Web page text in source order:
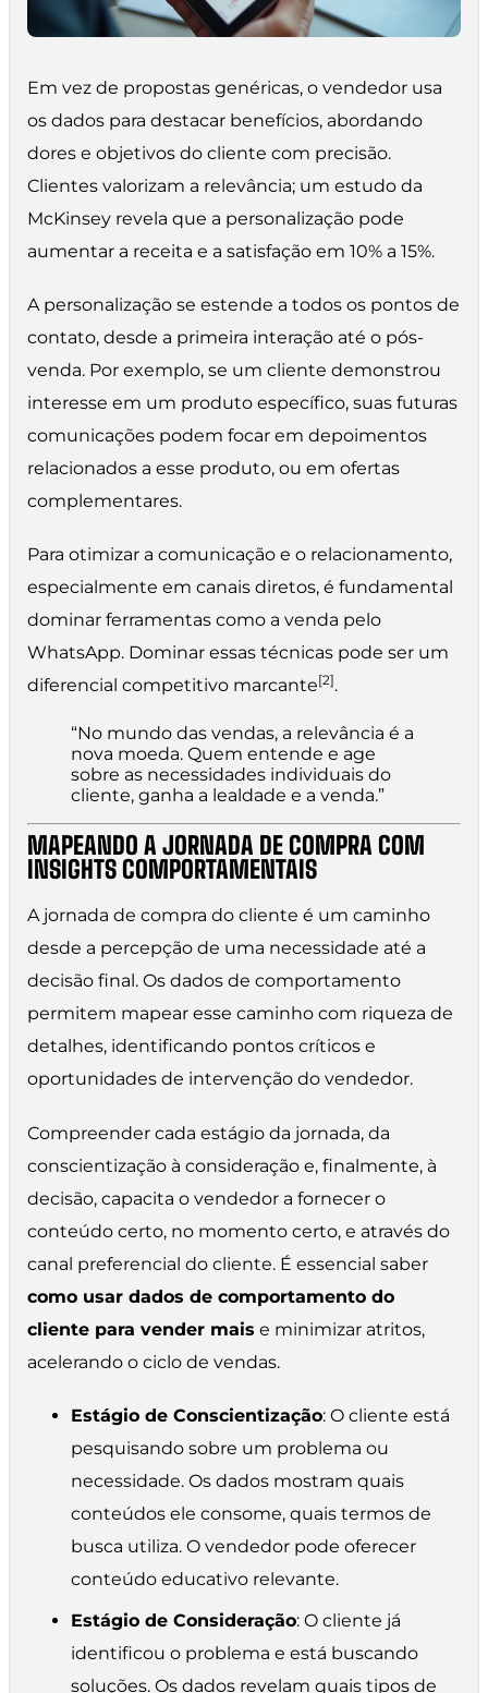
Em vez de propostas genéricas, o vendedor usa
os dados para destacar benefícios, abordando
dores e objetivos do cliente com precisão.
Clientes valorizam a relevância; um estudo da
McKinsey revela que a personalização pode
aumentar a receita e a satisfação em 10% a 15%.
A personalização se estende a todos os pontos de
contato, desde a primeira interação até o pós-
venda. Por exemplo, se um cliente demonstrou
interesse em um produto específico, suas futuras
comunicações podem focar em depoimentos
relacionados a esse produto, ou em ofertas
complementares.
Para otimizar a comunicação e o relacionamento,
especialmente em canais diretos, é fundamental
dominar ferramentas como a venda pelo
WhatsApp. Dominar essas técnicas pode ser um
diferencial competitivo marcante[2].
“No mundo das vendas, a relevância é a
nova moeda. Quem entende e age
sobre as necessidades individuais do
cliente, ganha a lealdade e a venda.”
MAPEANDO A JORNADA DE COMPRA COM
INSIGHTS COMPORTAMENTAIS
A jornada de compra do cliente é um caminho
desde a percepção de uma necessidade até a
decisão final. Os dados de comportamento
permitem mapear esse caminho com riqueza de
detalhes, identificando pontos críticos e
oportunidades de intervenção do vendedor.
Compreender cada estágio da jornada, da
conscientização à consideração e, finalmente, à
decisão, capacita o vendedor a fornecer o
conteúdo certo, no momento certo, e através do
canal preferencial do cliente. É essencial saber
como usar dados de comportamento do
cliente para vender mais e minimizar atritos,
acelerando o ciclo de vendas.
Estágio de Conscientização: O cliente está
pesquisando sobre um problema ou
necessidade. Os dados mostram quais
conteúdos ele consome, quais termos de
busca utiliza. O vendedor pode oferecer
conteúdo educativo relevante.
Estágio de Consideração: O cliente já
identificou o problema e está buscando
soluções. Os dados revelam quais tipos de